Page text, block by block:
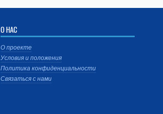
О НАС
О проекте
Условия и положения
Политика конфиденциальности
Связаться с нами